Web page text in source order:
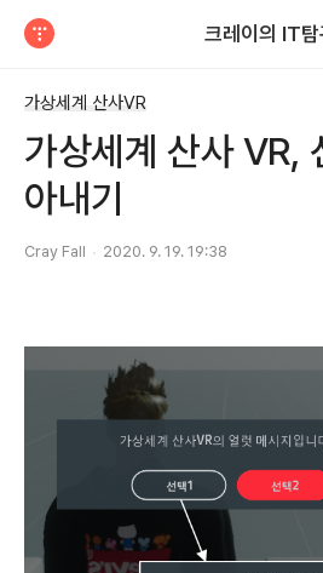
크레이의 IT탐
가상세계 산사VR
가상세계 산사 VR,
아내기
Cray Fall 2020. 9. 19. 19:38